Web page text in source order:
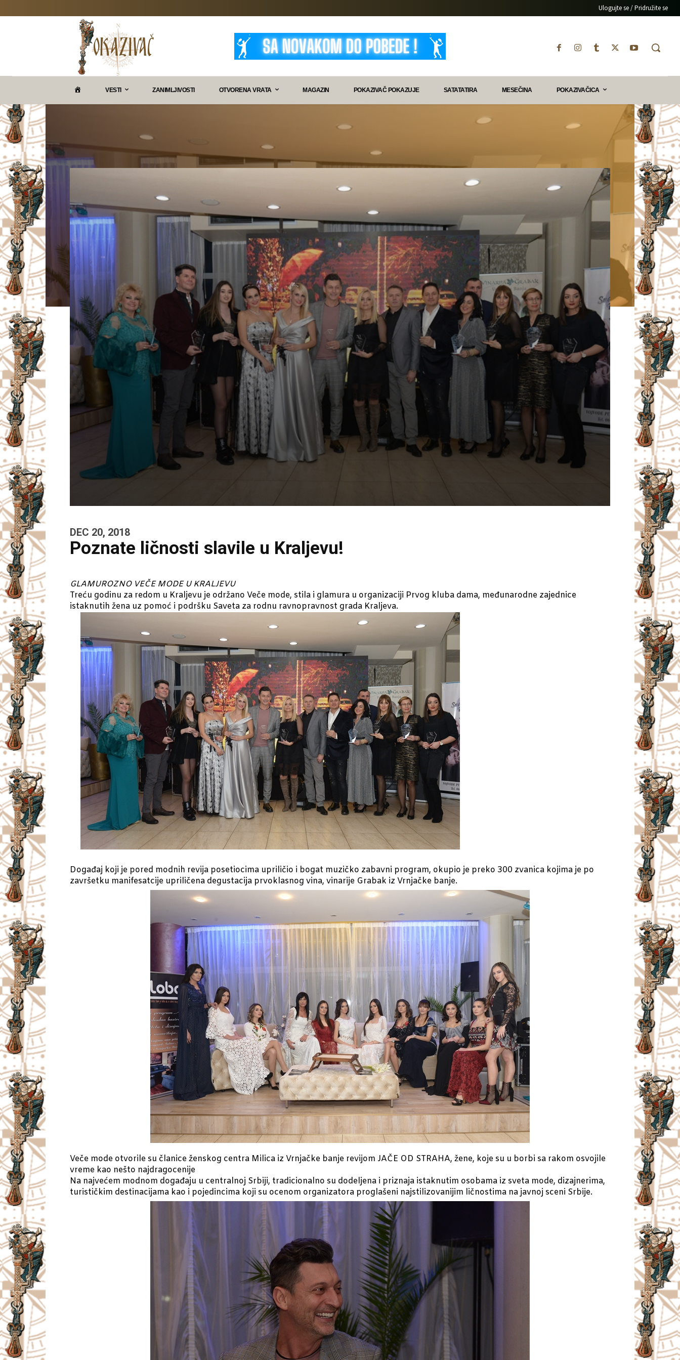
Ulogujte se / Pridružite se
K
Č
VESTI ZANIMLJIVOSTI OTVORENA VRATA MAGAZIN POKAZIVAČ POKAZUJE SATATATIRA MESEČINA POKAZIVAČICA
DEC 20, 2018
Poznate ličnosti slavile u Kraljevu!
GLAMUROZNO VEČE MODE U KRALJEVU
Treću godinu za redom u Kraljevu je održano Veče mode, stila i glamura u organizaciji Prvog kluba dama, međunarodne zajednice
istaknutih žena uz pomoć i podršku Saveta za rodnu ravnopravnost grada Kraljeva.
Događaj koji je pored modnih revija posetiocima upriličio i bogat muzičko zabavni program, okupio je preko 300 zvanica kojima je po
završetku manifesatcije upriličena degustacija prvoklasnog vina, vinarije Grabak iz Vrnjačke banje.
Veče mode otvorile su članice ženskog centra Milica iz Vrnjačke banje revijom JAČE OD STRAHA, žene, koje su u borbi sa rakom osvojile
vreme kao nešto najdragocenije
Na najvećem modnom događaju u centralnoj Srbiji, tradicionalno su dodeljena i priznaja istaknutim osobama iz sveta mode, dizajnerima,
turističkim destinacijama kao i pojedincima koji su ocenom organizatora proglašeni najstilizovanijim ličnostima na javnoj sceni Srbije.